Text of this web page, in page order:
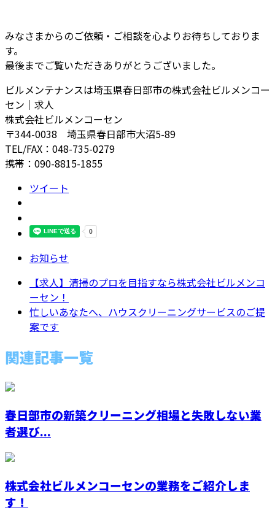
みなさまからのご依頼・ご相談を心よりお待ちしておりま
す。
最後までご覧いただきありがとうございました。
ビルメンテナンスは埼玉県春日部市の株式会社ビルメンコー
セン｜求人
株式会社ビルメンコーセン
〒344-0038 埼玉県春日部市大沼5-89
TEL/FAX：048-735-0279
携帯：090-8815-1855
ツイート
お知らせ
【求人】清掃のプロを目指すなら株式会社ビルメンコ
ーセン！
忙しいあなたへ、ハウスクリーニングサービスのご提
案です
関連記事一覧
春日部市の新築クリーニング相場と失敗しない業
者選び...
株式会社ビルメンコーセンの業務をご紹介しま
す！